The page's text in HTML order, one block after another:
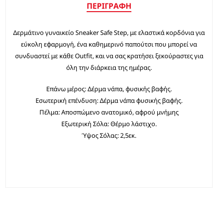
ΠΕΡΙΓΡΑΦΉ
Δερμάτινο γυναικείο Sneaker Safe Step, με ελαστικά κορδόνια για
εύκολη εφαρμογή, ένα καθημερινό παπούτσι που μπορεί να
συνδυαστεί με κάθε Outfit, και να σας κρατήσει ξεκούραστες για
όλη την διάρκεια της ημέρας.
Επάνω μέρος: Δέρμα νάπα, φυσικής βαφής.
Εσωτερική επένδυση: Δέρμα νάπα φυσικής βαφής.
Πέλμα: Αποσπώμενο ανατομικό, αφρού μνήμης
Εξωτερική Σόλα: Θέρμο λάστιχο.
Ύψος Σόλας: 2,5εκ.